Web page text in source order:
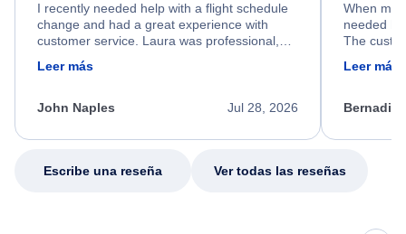
I recently needed help with a flight schedule
change and had a great experience with
customer service. Laura was professional,
friendly, and very helpful throughout the
process. She quickly found a solution and
appreciate her excellent service.
Leer más
Jul 28, 2026
John Naples
When my
needed
The
calm,
my issue.
Leer más
Escribe una reseña Ver todas las reseñas